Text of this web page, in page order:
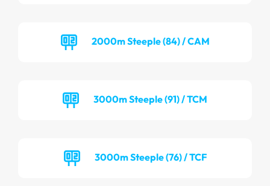
2000m Steeple (84) / CAM
3000m Steeple (91) / TCM
3000m Steeple (76) / TCF